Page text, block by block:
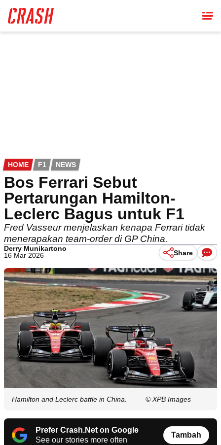
main
content
HOME F1 NEWS
Bos Ferrari Sebut
Pertarungan Hamilton-
Leclerc Bagus untuk F1
Fred Vasseur menjelaskan kenapa Ferrari tidak
menerapakan team-order di GP China.
Derry Munikartono
16 Mar 2026
Share
Hamilton and Leclerc battle in China. © XPB Images
Prefer Crash.Net on Google
See our stories more often
Tambah